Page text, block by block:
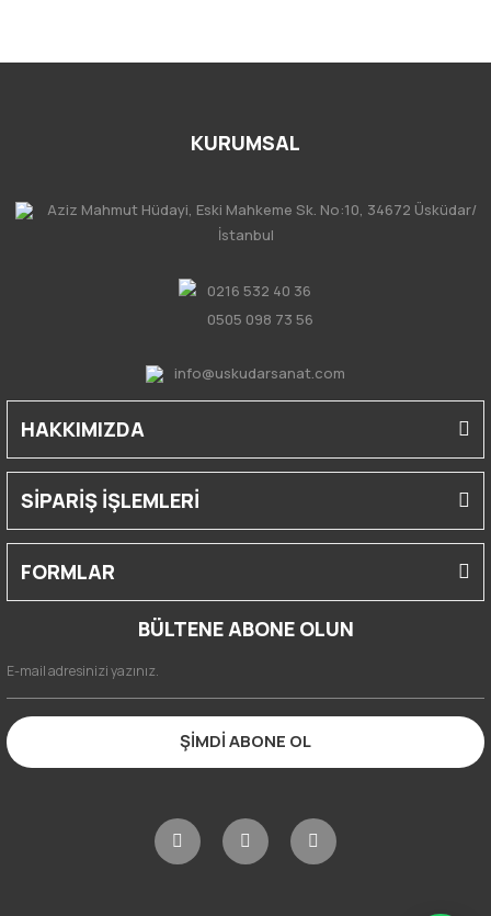
KURUMSAL
Aziz Mahmut Hüdayi, Eski Mahkeme Sk. No:10, 34672 Üsküdar/
İstanbul
0216 532 40 36
0505 098 73 56
info@uskudarsanat.com
HAKKIMIZDA
SİPARİŞ İŞLEMLERİ
FORMLAR
BÜLTENE ABONE OLUN
ŞİMDİ ABONE OL